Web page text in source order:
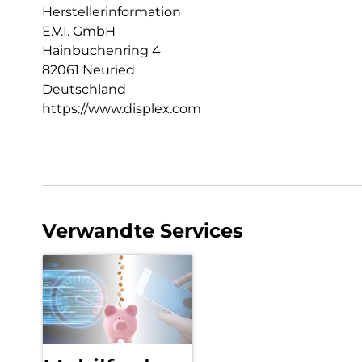
Herstellerinformation
E.V.I. GmbH
Hainbuchenring 4
82061 Neuried
Deutschland
https://www.displex.com
Verwandte Services